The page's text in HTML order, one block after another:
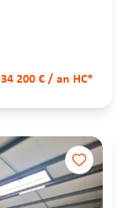
34 200 € / an HC*